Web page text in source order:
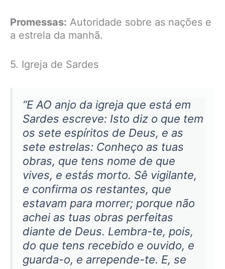
Promessas: Autoridade sobre as nações e
a estrela da manhã.
5. Igreja de Sardes
“E AO anjo da igreja que está em
Sardes escreve: Isto diz o que tem
os sete espíritos de Deus, e as
sete estrelas: Conheço as tuas
obras, que tens nome de que
vives, e estás morto. Sê vigilante,
e confirma os restantes, que
estavam para morrer; porque não
achei as tuas obras perfeitas
diante de Deus. Lembra-te, pois,
do que tens recebido e ouvido, e
guarda-o, e arrepende-te. E, se